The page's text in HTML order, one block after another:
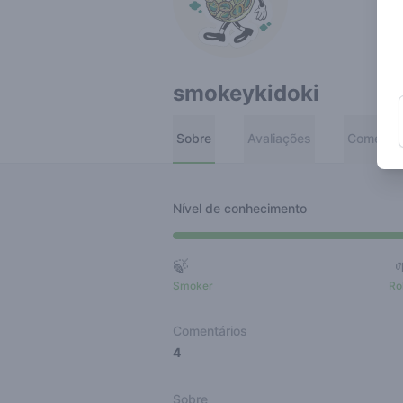
smokeykidoki
Sobre Avaliações
Nível de conhecimento
🍃
Smoker
Comentários
4
Sobre